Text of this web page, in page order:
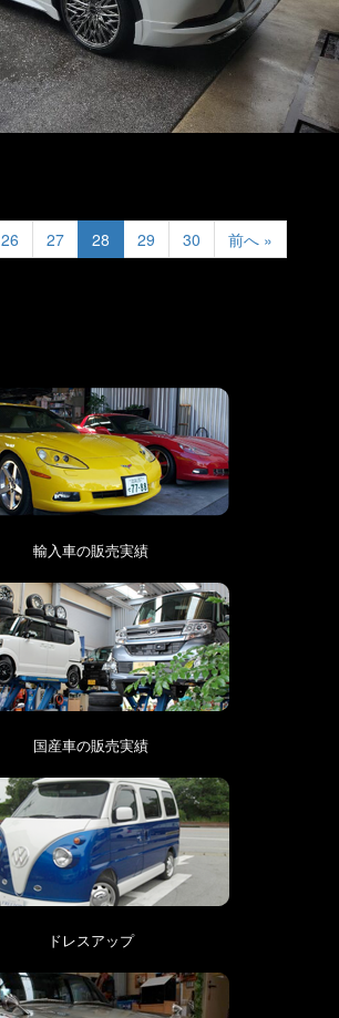
26 27 28 29 30
前へ »
輸入車の販売実績
国産車の販売実績
ドレスアップ